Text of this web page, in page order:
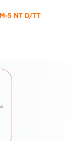
5 NT D/TT